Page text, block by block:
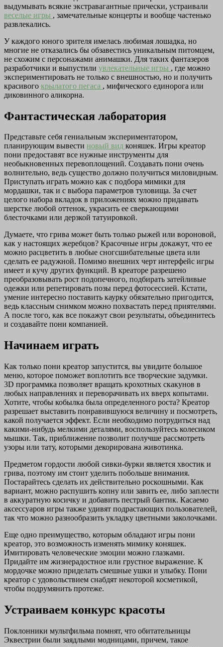
выдумывать всякие экстравагантные прически, устраивали
веселые игры , замечательные концерты и вообще частенько
развлекались.
У каждого юного зрителя имелась любимая лошадка, но
многие не отказались бы обзавестись уникальным питомцем,
не схожим с персонажами анимашки. Для таких фантазеров
разработчики и выпустили увлекательные игры , где можно
экспериментировать не только с внешностью, но и получить
красивого крылатого пегаса , мифического единорога или
диковинного аликорна.
Фантастическая лаборатория
Представьте себя гениальным экспериментатором,
планирующим вывести новый вид коняшек. Игры креатор
пони предоставят все нужные инструменты для
необыкновенных перевоплощений. Создавать пони очень
волнительно, ведь существо должно получиться миловидным.
Приступать играть можно как с подбора мимики для
мордашки, так и с выбора параметров туловища. За счет
целого набора вкладок в приложениях можно придавать
шерстке любой оттенок, украсить ее сверкающими
блесточками или дерзкой татуировкой.
Думаете, что грива может быть только рыжей или вороновой,
как у настоящих жеребцов? Красочные игры докажут, что ее
можно расцветить в любые сногсшибательные цвета или
сделать ее радужной. Помимо внешних черт интерфейс игры
имеет и кучу других функций. В креаторе разрешено
преобразовывать рост подопечного, подбирать затейливые
одежки или репетировать позы перед фотосессией. Кстати,
умение интересно поставить каурку обязательно пригодится,
ведь классным снимком можно похвастать перед приятелями.
А после того, как все покажут свои результаты, объединитесь
и создавайте пони компанией.
Начинаем играть
Как только пони креатор запустится, вы увидите большое
меню, которое поможет воплотить все творческие задумки.
3D программка позволяет вращать крохотных скакунов в
любых направлениях и переворачивать их вверх копытами.
Хотите, чтобы кобылка была определенного роста? Креатор
разрешает выставить понравившуюся величину и посмотреть,
какой получается эффект. Если необходимо потрудиться над
какими-нибудь мелкими деталями, воспользуйтесь колесиком
мышки. Так, приближение позволит получше рассмотреть
узоры или тату, которыми декорирована животинка.
Предметом гордости любой сивки-бурки является хвостик и
грива, поэтому им стоит уделить побольше внимания.
Постарайтесь сделать их действительно роскошными. Как
вариант, можно распушить копну или завить ее, либо заплести
в аккуратную косичку и добавить пестрый бантик. Касаемо
аксессуаров игры также удивят подрастающих пользователей,
так что можно разнообразить укладку цветными заколочками.
Еще одно преимущество, которым обладают игры пони
креатор, это возможность изменять мимику коняшек.
Имитировать человеческие эмоции можно глазками.
Придайте им жизнерадостное или грустное выражение. К
мордочке можно приделать смешные ушки и улыбку. Пони
креатор с удовольствием снабдят некоторой косметикой,
чтобы подрумянить протеже.
Устраиваем конкурс красоты
Поклонники мультфильма помнят, что обитательницы
Эквестрии были заядлыми модницами, причем, такое